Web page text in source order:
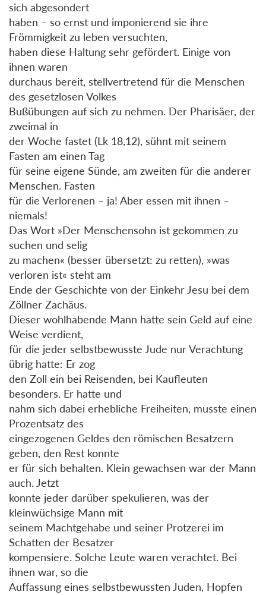
sich abgesondert
haben – so ernst und imponierend sie ihre
Frömmigkeit zu leben versuchten,
haben diese Haltung sehr gefördert. Einige von
ihnen waren
durchaus bereit, stellvertretend für die Menschen
des gesetzlosen Volkes
Bußübungen auf sich zu nehmen. Der Pharisäer, der
zweimal in
der Woche fastet (Lk 18,12), sühnt mit seinem
Fasten am einen Tag
für seine eigene Sünde, am zweiten für die anderer
Menschen. Fasten
für die Verlorenen – ja! Aber essen mit ihnen –
niemals!
Das Wort »Der Menschensohn ist gekommen zu
suchen und selig
zu machen« (besser übersetzt: zu retten), »was
verloren ist« steht am
Ende der Geschichte von der Einkehr Jesu bei dem
Zöllner Zachäus.
Dieser wohlhabende Mann hatte sein Geld auf eine
Weise verdient,
für die jeder selbstbewusste Jude nur Verachtung
übrig hatte: Er zog
den Zoll ein bei Reisenden, bei Kaufleuten
besonders. Er hatte und
nahm sich dabei erhebliche Freiheiten, musste einen
Prozentsatz des
eingezogenen Geldes den römischen Besatzern
geben, den Rest konnte
er für sich behalten. Klein gewachsen war der Mann
auch. Jetzt
konnte jeder darüber spekulieren, was der
kleinwüchsige Mann mit
seinem Machtgehabe und seiner Protzerei im
Schatten der Besatzer
kompensiere. Solche Leute waren verachtet. Bei
ihnen war, so die
Auffassung eines selbstbewussten Juden, Hopfen